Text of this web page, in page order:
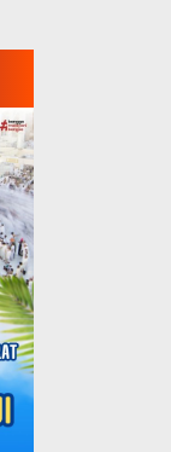
Jabung Barat,